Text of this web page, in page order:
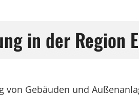
in der Region
Gebäuden und